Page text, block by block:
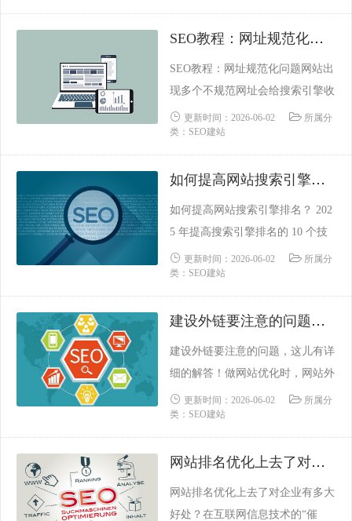
的Html代码是否被标记以帮助搜索
引擎增强功能，您都需要知道要发
意味着不仅要突出整个站点......
SEO教程：网址规范化问题
SEO教程：网址规范化问题网站出
现多个不规范网址会给搜索引擎收
录和排名带来很多麻烦。网址规范
化造成的几个问题：▪CMS系统在
不同地方链接到不同的URL，分散
了页面权重，不利于排名。▪复制
资源花在收录不规范的网......
更新时间：2026-06-02
所属分
类：SEO建站
如何提高网站搜索引擎排名？ 2025 年提高搜索引擎排名的 10 个技巧
如何提高网站搜索引擎排名？ 202
5 年提高搜索引擎排名的 10 个技
巧如果您是少数几个优化并保持网
站状态的人之一，那么您就赢得了
一次假期。只是假期会让你付出代
价，因为"优化"的含义似乎每时每
企业也可能会立......
更新时间：2026-06-02
所属分
类：SEO建站
建设外链要注意的问题，这儿有详细的解答！
建设外链要注意的问题，这儿有详
细的解答！做网站优化时，网站外
链建设是不可缺少的一部分，外链
的作用很重要，不仅仅是为了提高
关键词排名和网站的权重，还有一
些高质量的网站外链可以为我们网
更新时间：2026-06-02
所属分
类：SEO建站
网站排名优化上去了对企业有多大好处？
网站排名优化上去了对企业有多大
好处？在互联网信息技术的“催